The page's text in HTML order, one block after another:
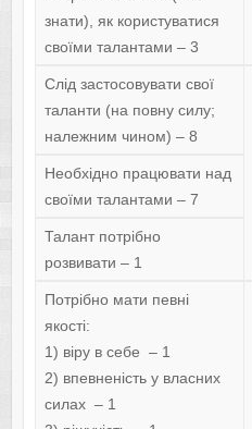
знати), як користуватися
своїми талантами – 3
Слід застосовувати свої
таланти (на повну силу;
належним чином) – 8
Необхідно працювати над
своїми талантами – 7
Талант потрібно
розвивати – 1
Потрібно мати певні
якості:
1) віру в себе – 1
2) впевненість у власних
силах – 1